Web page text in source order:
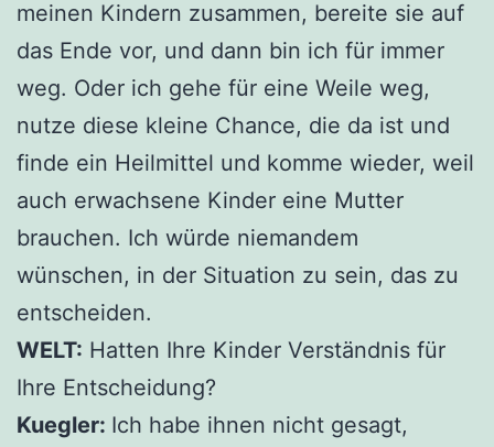
meinen Kindern zusammen, bereite sie auf
das Ende vor, und dann bin ich für immer
weg. Oder ich gehe für eine Weile weg,
nutze diese kleine Chance, die da ist und
finde ein Heilmittel und komme wieder, weil
auch erwachsene Kinder eine Mutter
brauchen. Ich würde niemandem
wünschen, in der Situation zu sein, das zu
entscheiden.
WELT: Hatten Ihre Kinder Verständnis für
Ihre Entscheidung?
Kuegler: Ich habe ihnen nicht gesagt,